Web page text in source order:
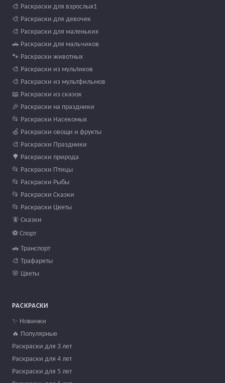
🎨 Раскраски для взрослых1
🎨 Раскраски для девочек
🎨 Раскраски для маленьких
🚗 Раскраски для мальчиков
🐾 Раскраски животных
🎨 Раскраски из мультиков
🎨 Раскраски из мультфильмов
📖 Раскраски из сказок
🎉 Раскраски на праздники
📂 Раскраски Насекомых
🍏 Раскраски овощи и фрукты
🎨 Раскраски Праздники
🌳 Раскраски природа
📂 Раскраски Птицы
📂 Раскраски Рыбы
📂 Раскраски Сказки
📂 Раскраски Цветы
🧚 Сказки
⚽ Спорт
🚗 Транспорт
🎨 Трафареты
🌸 Цветы
РАСКРАСКИ
✨ Новинки
🔥 Популярные
Раскраски для 3 лет
Раскраски для 4 лет
Раскраски для 5 лет